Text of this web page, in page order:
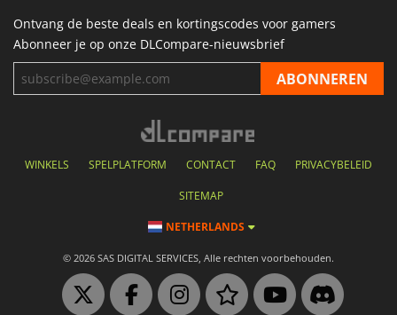
Ontvang de beste deals en kortingscodes voor gamers
Abonneer je op onze DLCompare-nieuwsbrief
WINKELS SPELPLATFORM CONTACT FAQ PRIVACYBELEID
SITEMAP
NETHERLANDS
© 2026 SAS DIGITAL SERVICES, Alle rechten voorbehouden.